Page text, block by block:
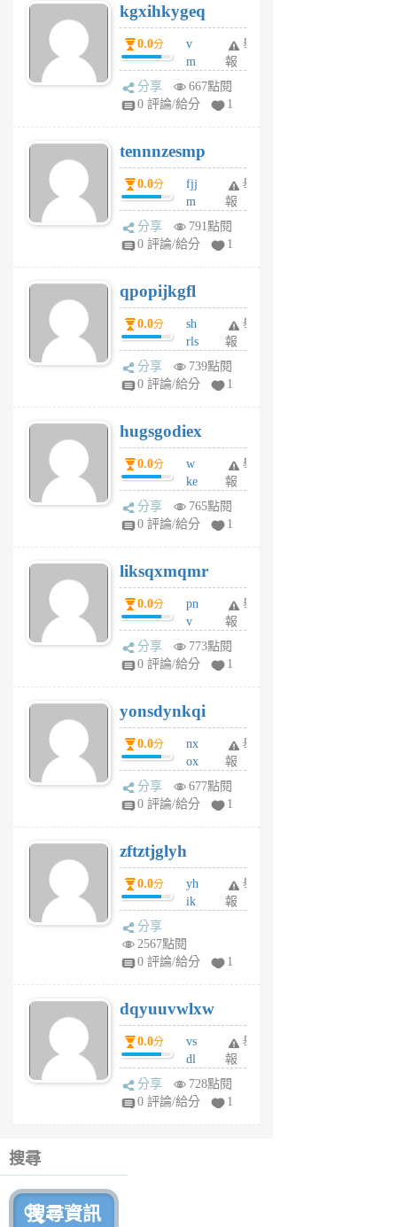
6
個
月
前
kgxihkygeq
0.0分
v
m
sg
sr
6
個
月
前
舉
報
分享
667點閱
0 評論/給分
1
tennnzesmp
0.0分
fjj
m
w
rs
6
個
月
前
舉
報
分享
791點閱
0 評論/給分
1
qpopijkgfl
0.0分
sh
rls
k
m
6
個
月
前
舉
報
分享
739點閱
0 評論/給分
1
hugsgodiex
0.0分
w
ke
rv
pj
6
個
月
前
舉
報
分享
765點閱
0 評論/給分
1
liksqxmqmr
0.0分
pn
v
wt
sv
6
個
月
前
舉
報
分享
773點閱
0 評論/給分
1
yonsdynkqi
0.0分
nx
ox
rh
pe
月
前
舉
報
分享
677點閱
0 評論/給分
1
zftztjglyh
0.0分
yh
ik
tu
6
個
月
前
舉
報
分享
2567點閱
0 評論/給分
1
dqyuuvwlxw
0.0分
vs
dl
sq
fy
舉
報
分享
728點閱
0 評論/給分
1
搜尋